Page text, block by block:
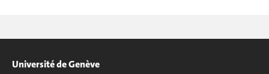
Université de Genève